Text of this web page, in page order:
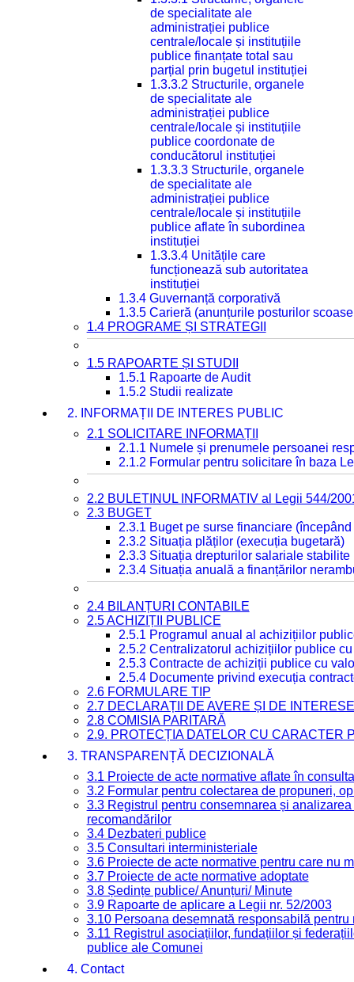
de specialitate ale
administrației publice
centrale/locale și instituțiile
publice finanțate total sau
parțial prin bugetul instituției
1.3.3.2 Structurile, organele
de specialitate ale
administrației publice
centrale/locale și instituțiile
publice coordonate de
conducătorul instituției
1.3.3.3 Structurile, organele
de specialitate ale
administrației publice
centrale/locale și instituțiile
publice aflate în subordinea
instituției
1.3.3.4 Unitățile care
funcționează sub autoritatea
instituției
1.3.4 Guvernanță corporativă
1.3.5 Carieră (anunțurile posturilor
1.4 PROGRAME ȘI STRATEGII
1.5 RAPOARTE ȘI STUDII
1.5.1 Rapoarte de Audit
1.5.2 Studii realizate
2. INFORMAȚII DE INTERES PUBLIC
2.1 SOLICITARE INFORMAȚII
2.1.1 Numele și prenumele persoanei
2.1.2 Formular pentru solicitare în baza
2.2 BULETINUL INFORMATIV al Legii 544/
2.3 BUGET
2.3.1 Buget pe surse financiare
2.3.2 Situația plăților (execuția bugetară)
2.3.3 Situația drepturilor salariale
2.3.4 Situația anuală a finanțărilor
2.4 BILANȚURI CONTABILE
2.5 ACHIZIȚII PUBLICE
2.5.1 Programul anual al achizițiilor
2.5.2 Centralizatorul achizițiilor publice
2.5.3 Contracte de achiziții publice cu
2.5.4 Documente privind execuția
2.6 FORMULARE TIP
2.7 DECLARAȚII DE AVERE ȘI DE INTERESE
2.8 COMISIA PARITARĂ
2.9. PROTECȚIA DATELOR CU CARACTER
3. TRANSPARENȚĂ DECIZIONALĂ
3.1 Proiecte de acte normative aflate în
3.2 Formular pentru colectarea de propuneri,
3.3 Registrul pentru consemnarea și
recomandărilor
3.4 Dezbateri publice
3.5 Consultari interministeriale
3.6 Proiecte de acte normative pentru care nu
3.7 Proiecte de acte normative adoptate
3.8 Ședințe publice/ Anunțuri/ Minute
3.9 Rapoarte de aplicare a Legii nr. 52/2003
3.10 Persoana desemnată responsabilă
3.11 Registrul asociațiilor, fundațiilor și
publice ale Comunei
4. Contact